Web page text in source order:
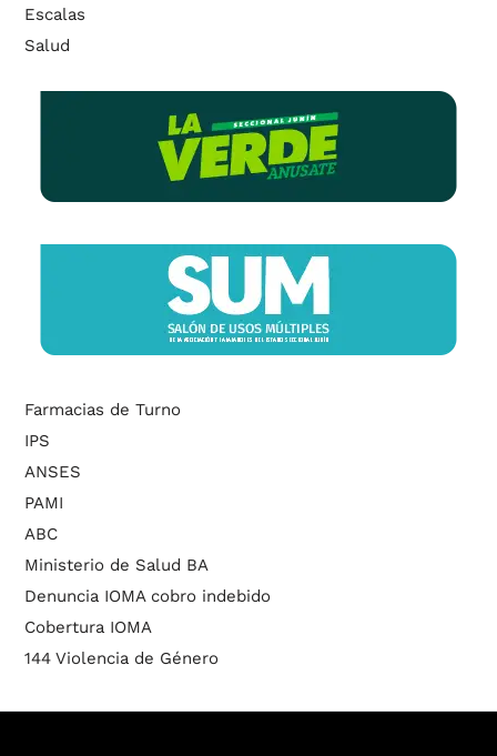
Escalas
Salud
Farmacias de Turno
IPS
ANSES
PAMI
ABC
Ministerio de Salud BA
Denuncia IOMA cobro indebido
Cobertura IOMA
144 Violencia de Género